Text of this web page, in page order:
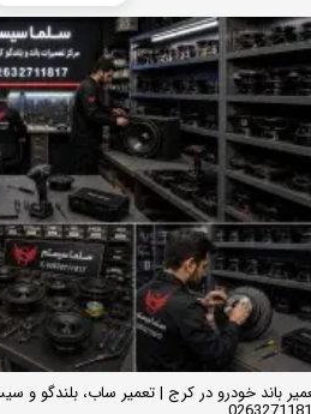
باند خودرو در کرج | تعمیر ساب، بلندگو و